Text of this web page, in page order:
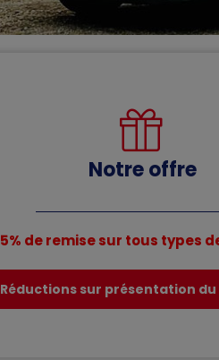
Notre offre
5% de remise sur tous types
Réductions sur présentation du